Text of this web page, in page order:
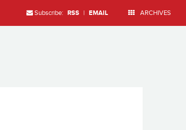
Subscribe: RSS | EMAIL ARCHIVES